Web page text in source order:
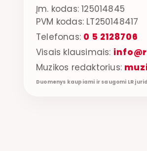
Įm. kodas: 125014845
PVM kodas: LT250148417
Telefonas: 0 5 2128706
Visais klausimais:
Muzikos redaktorius:
Duomenys kaupiami ir saugomi LR